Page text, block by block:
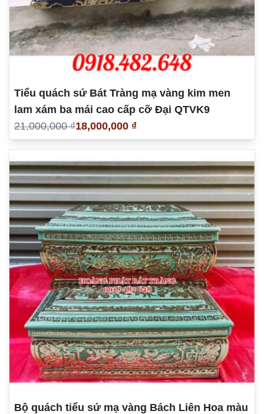
Tiểu quách sứ Bát Tràng mạ vàng kim men
lam xám ba mái cao cấp cỡ Đại QTVK9
21,000,000 ₫18,000,000 ₫
Bộ quách tiểu sứ mạ vàng Bách Liên Hoa màu